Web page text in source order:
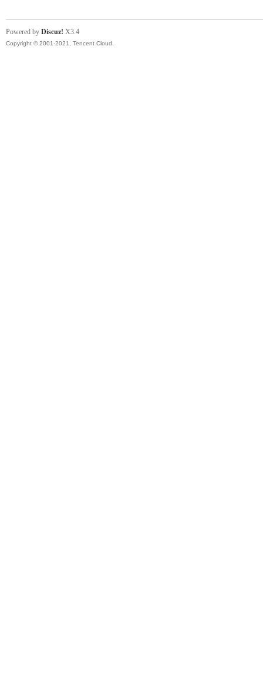
Powered by Discuz! X3.4
Copyright © 2001-2021, Tencent Cloud.